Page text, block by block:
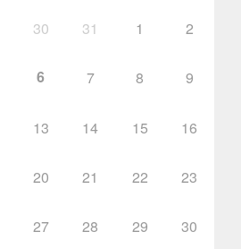
30 31 1 2
6 7 8 9
13 14 15 16
20 21 22 23
27 28 29 30